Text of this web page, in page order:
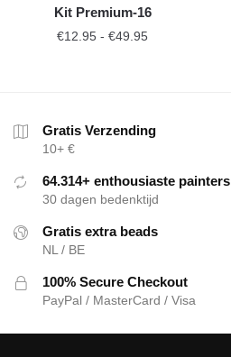
Kit Premium-16
€12.95 - €49.95
Gratis Verzending
10+ €
64.314+ enthousiaste painters
30 dagen bedenktijd
Gratis extra beads
NL / BE
100% Secure Checkout
PayPal / MasterCard / Visa